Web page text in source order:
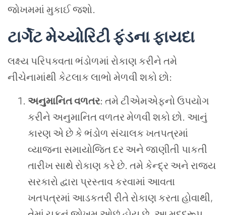
જોખમમાં મુકાઈ જશો.
ટાર્ગેટ મેચ્યોરિટી ફંડના ફાયદા
લક્ષ્ય પરિપક્વતા ભંડોળમાં રોકાણ કરીને તમે
નીચેનામાંથી કેટલાક લાભો મેળવી શકો છો:
અનુમાનિત વળતર: તમે ટીએમએફનો ઉપયોગ
કરીને અનુમાનિત વળતર મેળવી શકો છો. આનું
કારણ એ છે કે ભંડોળ સંચાલક ખતપત્રમાં
વ્યાજના સમાયોજિત દર અને જાણીતી પાકતી
તારીખ સાથે રોકાણ કરે છે. તમે કેન્દ્ર અને રાજ્ય
સરકારો દ્વારા પ્રસ્તાવ કરવામાં આવતા
ખતપત્રમાં આડકતરી રીતે રોકાણ કરતા હોવાથી,